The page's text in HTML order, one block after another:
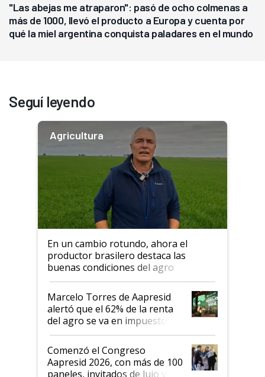
"Las abejas me atraparon": pasó de ocho colmenas a
más de 1000, llevó el producto a Europa y cuenta por
qué la miel argentina conquista paladares en el mundo
Seguí leyendo
Agricultura
En un cambio rotundo, ahora el
productor brasilero destaca las
buenas condiciones del agro
argentino para invertir: "Los veo
más motivados"
Marcelo Torres de Aapresid
alertó que el 62% de la renta
del agro se va en impuestos:
"No es bueno que en
Argentina se sigan discutiendo
las mismas cosas de hace 50
años"
Comenzó el Congreso
Aapresid 2026, con más de 100
paneles, invitados de lujo y